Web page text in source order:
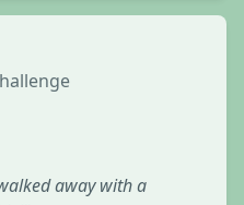
away with a